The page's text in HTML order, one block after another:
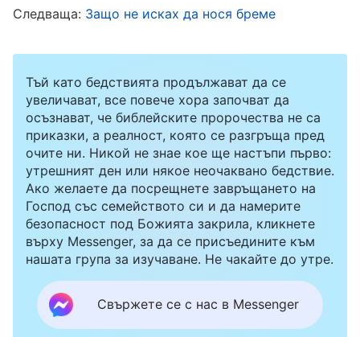
когато изпълнява дълга си. Ако разбираш и
не влагаш цялото си сърце и сила в дълга си,
а по-скоро хитруваш и съзнателно се
скатаваш. Честни ли са хората, които
изпълняват дълга си по този начин?
Категорично не. Бог няма за какво да
използва такива хлъзгави и измамни хора; те
трябва да бъдат отстранени. Бог използва
само честни хора за изпълнението на дълг.
Дори и преданите полагащи труд трябва да
са честни. Всички хора, които постоянно са
нехайни и хитри и все се скатават, са
Следваща: Защо не исках да нося бреме
Тъй като бедствията продължават да се
увеличават, все повече хора започват да
осъзнават, че библейските пророчества не са
приказки, а реалност, която се разгръща пред
очите ни. Никой не знае кое ще настъпи първо:
утрешният ден или някое неочаквано бедствие.
Ако желаете да посрещнете завръщането на
Господ със семейството си и да намерите
безопасност под Божията закрила, кликнете
върху Messenger, за да се присъедините към
нашата група за изучаване. Не чакайте до утре.
Свържете се с нас в Messenger